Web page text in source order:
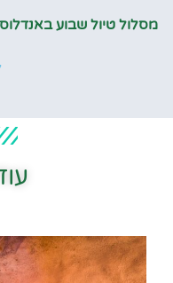
מסלול טיול שבוע